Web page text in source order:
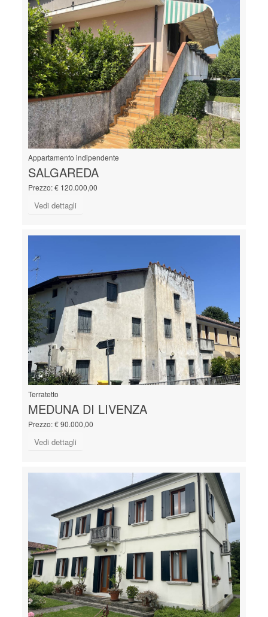
Appartamento indipendente
SALGAREDA
Prezzo: € 120.000,00
Vedi dettagli
Terratetto
MEDUNA DI LIVENZA
Prezzo: € 90.000,00
Vedi dettagli